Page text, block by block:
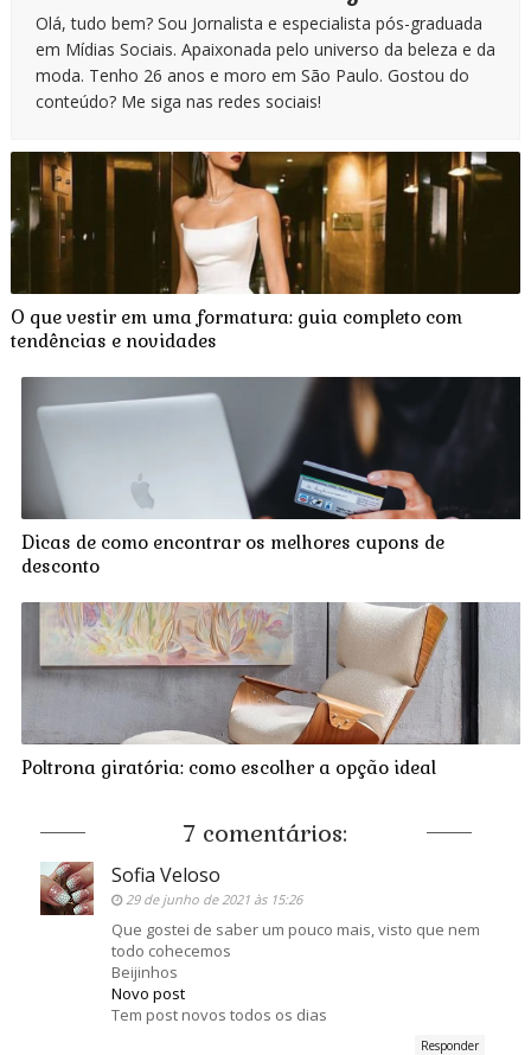
Olá, tudo bem? Sou Jornalista e especialista pós-graduada
em Mídias Sociais. Apaixonada pelo universo da beleza e da
moda. Tenho 26 anos e moro em São Paulo. Gostou do
conteúdo? Me siga nas redes sociais!
O que vestir em uma formatura: guia completo com
tendências e novidades
Dicas de como encontrar os melhores cupons de
desconto
Poltrona giratória: como escolher a opção ideal
7 comentários:
Sofia Veloso
29 de junho de 2021 às 15:26
Que gostei de saber um pouco mais, visto que nem
todo cohecemos
Beijinhos
Novo post
Tem post novos todos os dias
Responder